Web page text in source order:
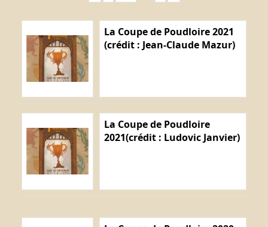
La Coupe de Poudloire 2021
(crédit : Jean-Claude Mazur)
La Coupe de Poudloire
2021(crédit : Ludovic Janvier)